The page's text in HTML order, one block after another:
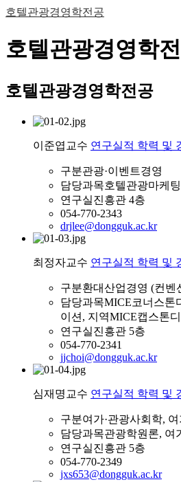
호텔관광경영학전공
호텔관광경영학
호텔관광경영학전공
이준엽 교수 연구실적 학력 및
구분관광·이벤트경영
담당과목호텔관광마케
연구실진흥관 4층
054-770-2343
drjlee@dongguk.ac.kr
최정자교수 연구실적 학력 및
구분환대산업경영 (컨벤
담당과목MICE코너스톤
이션, 지역MICE캡스톤
연구실진흥관 5층
054-770-2341
jjchoi@dongguk.ac.kr
심재명 교수 연구실적 학력 및
구분여가·관광사회학,
담당과목관광학원론, 여
연구실진흥관 5층
054-770-2349
jxs653@dongguk.ac.kr